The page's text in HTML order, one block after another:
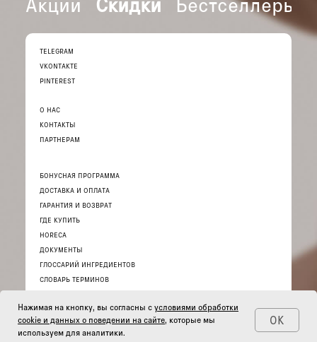
TELEGRAM
VKONTAKTE
PINTEREST
О НАС
КОНТАКТЫ
ПАРТНЕРАМ
БОНУСНАЯ ПРОГРАММА
ДОСТАВКА И ОПЛАТА
ГАРАНТИЯ И ВОЗВРАТ
ГДЕ КУПИТЬ
HORECA
ДОКУМЕНТЫ
ГЛОССАРИЙ ИНГРЕДИЕНТОВ
СЛОВАРЬ ТЕРМИНОВ
© 2026 ИНТЕРНЕТ-МАГАЗИН «THE ACT»
Нажимая на кнопку, вы согласны с условиями обработки
cookie и данных о поведении на сайте, которые мы
используем для аналитики.
ОК